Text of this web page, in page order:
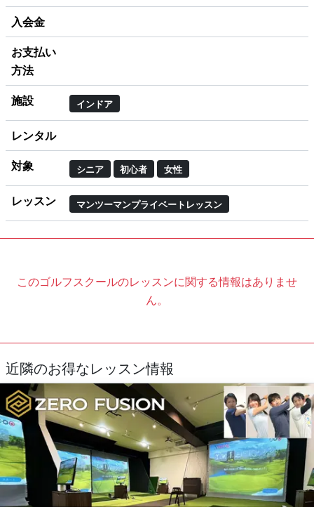
入会金
お支払い
方法
施設 インドア
レンタル
対象 シニア 初心者 女性
レッスン マンツーマンプライベートレッスン
このゴルフスクールのレッスンに関する情報はありませ
ん。
近隣のお得なレッスン情報